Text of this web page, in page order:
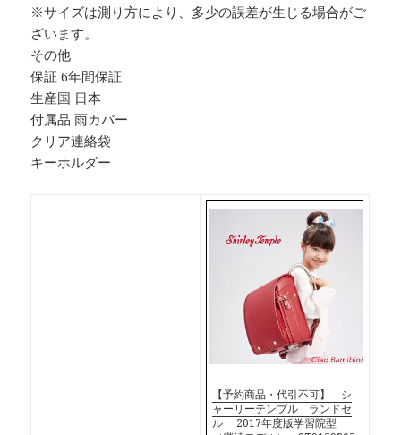
※サイズは測り方により、多少の誤差が生じる場合がご
ざいます。
その他
保証 6年間保証
生産国 日本
付属品 雨カバー
クリア連絡袋
キーホルダー
【予約商品・代引不可】 シ
ャーリーテンプル ランドセ
ル 2017年度版学習院型